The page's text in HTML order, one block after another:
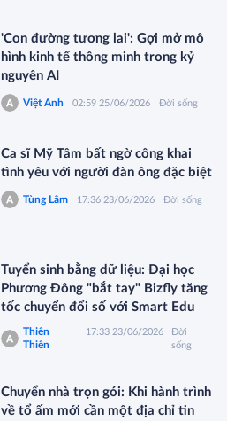
'Con đường tương lai': Gợi mở mô
hình kinh tế thông minh trong kỷ
nguyên AI
Việt Anh 02:59 25/06/2026 Đời sống
Ca sĩ Mỹ Tâm bất ngờ công khai
tình yêu với người đàn ông đặc biệt
Tùng Lâm 17:36 23/06/2026 Đời sống
Tuyển sinh bằng dữ liệu: Đại học
Phương Đông "bắt tay" Bizfly tăng
tốc chuyển đổi số với Smart Edu
Thiên
Thiên
17:33 23/06/2026
Đời
sống
Chuyển nhà trọn gói: Khi hành trình
về tổ ấm mới cần một địa chỉ tin